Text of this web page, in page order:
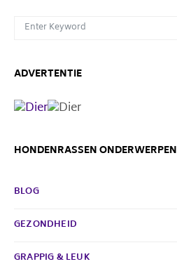
SEARCH FOR:
ADVERTENTIE
HONDENRASSEN ONDERWERPEN
BLOG
GEZONDHEID
GRAPPIG & LEUK